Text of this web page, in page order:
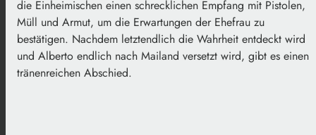
die Einheimischen einen schrecklichen Empfang mit Pistolen,
Müll und Armut, um die Erwartungen der Ehefrau zu
bestätigen. Nachdem letztendlich die Wahrheit entdeckt wird
und Alberto endlich nach Mailand versetzt wird, gibt es einen
tränenreichen Abschied.